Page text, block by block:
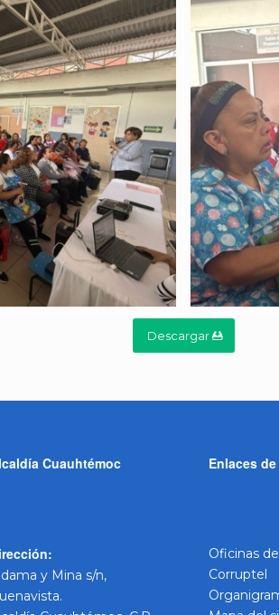
Descargar
Cuauhtémoc
y Mina s/n,
Enlaces
Oficinas
Corruptel